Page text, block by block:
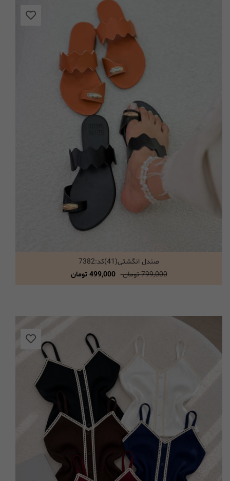
انتخاب گزینه ها
صندل انگشتی(41)کد:7382
799,000 تومان
499,000 تومان